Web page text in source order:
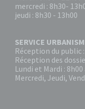
mercredi : 8h30-
jeudi : 8h30 - 13h00
SERVICE
Réception du public
Réception des
Lundi et Mardi :
Mercredi, Jeudi,